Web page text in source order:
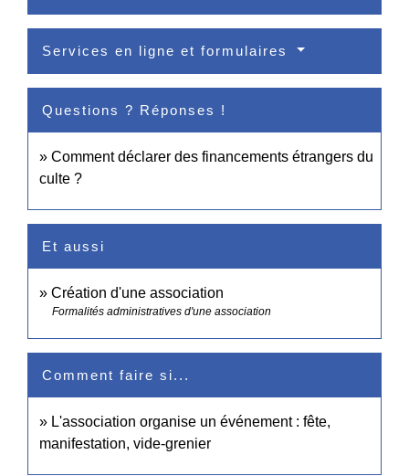
Services en ligne et formulaires
Questions ? Réponses !
Comment déclarer des financements étrangers du
culte ?
Et aussi
Création d'une association
Formalités administratives d'une association
Comment faire si...
L'association organise un événement : fête,
manifestation, vide-grenier